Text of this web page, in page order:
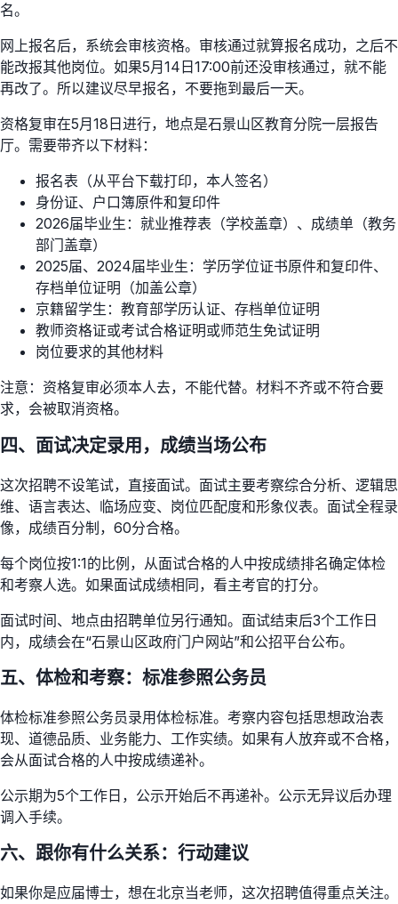
名。
网上报名后，系统会审核资格。审核通过就算报名成功，之后不
能改报其他岗位。如果5月14日17:00前还没审核通过，就不能
再改了。所以建议尽早报名，不要拖到最后一天。
资格复审在5月18日进行，地点是石景山区教育分院一层报告
厅。需要带齐以下材料：
报名表（从平台下载打印，本人签名）
身份证、户口簿原件和复印件
2026届毕业生：就业推荐表（学校盖章）、成绩单（教务
部门盖章）
2025届、2024届毕业生：学历学位证书原件和复印件、
存档单位证明（加盖公章）
京籍留学生：教育部学历认证、存档单位证明
教师资格证或考试合格证明或师范生免试证明
岗位要求的其他材料
注意：资格复审必须本人去，不能代替。材料不齐或不符合要
求，会被取消资格。
四、面试决定录用，成绩当场公布
这次招聘不设笔试，直接面试。面试主要考察综合分析、逻辑思
维、语言表达、临场应变、岗位匹配度和形象仪表。面试全程录
像，成绩百分制，60分合格。
每个岗位按1:1的比例，从面试合格的人中按成绩排名确定体检
和考察人选。如果面试成绩相同，看主考官的打分。
面试时间、地点由招聘单位另行通知。面试结束后3个工作日
内，成绩会在“石景山区政府门户网站”和公招平台公布。
五、体检和考察：标准参照公务员
体检标准参照公务员录用体检标准。考察内容包括思想政治表
现、道德品质、业务能力、工作实绩。如果有人放弃或不合格，
会从面试合格的人中按成绩递补。
公示期为5个工作日，公示开始后不再递补。公示无异议后办理
调入手续。
六、跟你有什么关系：行动建议
如果你是应届博士，想在北京当老师，这次招聘值得重点关注。